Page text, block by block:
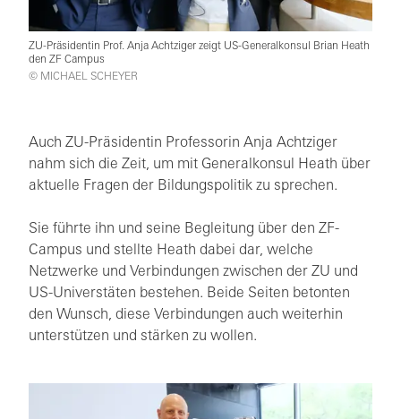
ZU-Präsidentin Prof. Anja Achtziger zeigt US-Generalkonsul Brian Heath
den ZF Campus
© MICHAEL SCHEYER
Auch ZU-Präsidentin Professorin Anja Achtziger
nahm sich die Zeit, um mit Generalkonsul Heath über
aktuelle Fragen der Bildungspolitik zu sprechen.
Sie führte ihn und seine Begleitung über den ZF-
Campus und stellte Heath dabei dar, welche
Netzwerke und Verbindungen zwischen der ZU und
US-Universtäten bestehen. Beide Seiten betonten
den Wunsch, diese Verbindungen auch weiterhin
unterstützen und stärken zu wollen.